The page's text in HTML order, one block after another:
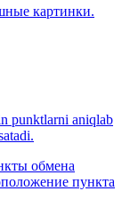
картинки.
punktlarni aniqlab
обмена
пункта